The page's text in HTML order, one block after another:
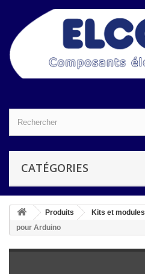
CATÉGORIES
Produits Kits et modules
pour Arduino